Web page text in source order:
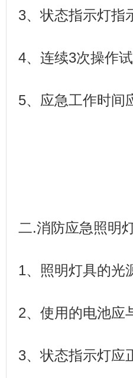
3、状态指示灯指
4、连续3次操作
5、应急工作时间
二.消防应急照明
1、照明灯具的光
2、使用的电池应
3、状态指示灯应